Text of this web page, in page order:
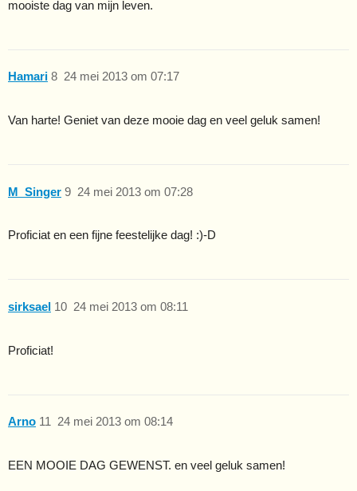
mooiste dag van mijn leven.
Hamari 24 mei 2013 om 07:17
8
Van harte! Geniet van deze mooie dag en veel geluk samen!
M_Singer 24 mei 2013 om 07:28
9
Proficiat en een fijne feestelijke dag! :)-D
sirksael 24 mei 2013 om 08:11
10
Proficiat!
Arno 24 mei 2013 om 08:14
11
EEN MOOIE DAG GEWENST. en veel geluk samen!